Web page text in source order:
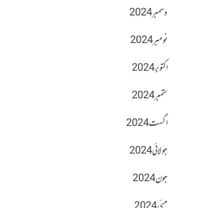
دسمبر 2024
نومبر 2024
اکتوبر 2024
ستمبر 2024
اگست 2024
جولائی 2024
جون 2024